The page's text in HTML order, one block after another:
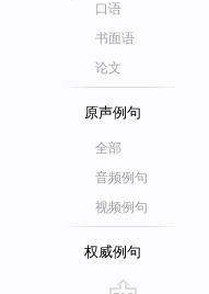
口语
书面语
论文
原声例句
全部
音频例句
视频例句
权威例句